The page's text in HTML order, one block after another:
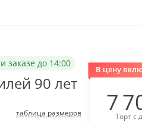
заказе до 14:00
90 лет
таблица размеров
В цену
Торт с
7